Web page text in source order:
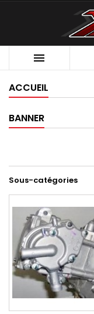

ACCUEIL
BANNER
Sous-catégories